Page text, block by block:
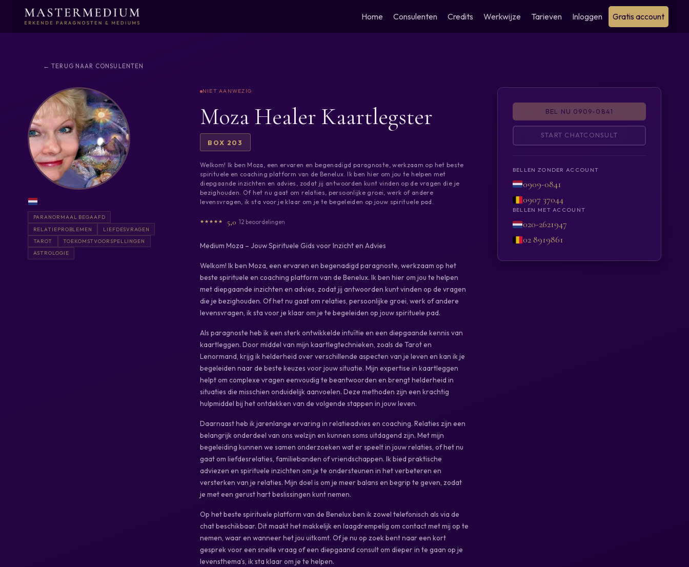
Home Consulenten Credits Werkwijze Tarieven Inloggen Gratis account
← TERUG NAAR CONSULENTEN
PARANORMAAL BEGAAFD
RELATIEPROBLEMEN
LIEFDESVRAGEN
TAROT
TOEKOMSTVOORSPELLINGEN
ASTROLOGIE
Moza Healer Kaartlegster
BOX 203
Welkom! Ik ben Moza, een ervaren en begenadigd paragnoste, werkzaam op het beste
spirituele en coaching platform van de Benelux. Ik ben hier om jou te helpen met
diepgaande inzichten en advies, zodat jij antwoorden kunt vinden op de vragen die je
bezighouden. Of het nu gaat om relaties, persoonlijke groei, werk of andere
levensvragen, ik sta voor je klaar om je te begeleiden op jouw spirituele pad.
5,0 12 beoordelingen
Medium Moza – Jouw Spirituele Gids voor Inzicht en Advies
Welkom! Ik ben Moza, een ervaren en begenadigd paragnoste, werkzaam op het
beste spirituele en coaching platform van de Benelux. Ik ben hier om jou te helpen
met diepgaande inzichten en advies, zodat jij antwoorden kunt vinden op de vragen
die je bezighouden. Of het nu gaat om relaties, persoonlijke groei, werk of andere
levensvragen, ik sta voor je klaar om je te begeleiden op jouw spirituele pad.
Als paragnoste heb ik een sterk ontwikkelde intuïtie en een diepgaande kennis van
kaartleggen. Door middel van mijn kaartlegtechnieken, zoals de Tarot en
Lenormand, krijg ik helderheid over verschillende aspecten van je leven en kan ik je
begeleiden naar de beste keuzes voor jouw situatie. Mijn expertise in kaartleggen
helpt om complexe vragen eenvoudig te beantwoorden en brengt helderheid in
situaties die misschien onduidelijk aanvoelen. Deze methoden zijn een krachtig
hulpmiddel bij het ontdekken van de volgende stappen in jouw leven.
Daarnaast heb ik jarenlange ervaring in relatieadvies en coaching. Relaties zijn een
belangrijk onderdeel van ons welzijn en kunnen soms uitdagend zijn. Met mijn
begeleiding kunnen we samen onderzoeken wat er speelt in jouw relaties, of het nu
gaat om liefdesrelaties, familiebanden of vriendschappen. Ik bied praktische
adviezen en spirituele inzichten om je te ondersteunen in het verbeteren en
versterken van je relaties. Mijn doel is om je meer balans en begrip te geven, zodat
je met een gerust hart beslissingen kunt nemen.
Op het beste spirituele platform van de Benelux ben ik zowel telefonisch als via de
chat beschikbaar. Dit maakt het makkelijk en laagdrempelig om contact met mij op te
nemen, waar en wanneer het jou uitkomt. Of je nu op zoek bent naar een kort
gesprek voor een snelle vraag of een diepgaand consult om dieper in te gaan op je
levensthema’s, ik sta klaar om je te helpen.
BEL NU 0909-0841
START CHATCONSULT
BELLEN ZONDER ACCOUNT
0909-0841
0907 37044
BELLEN MET ACCOUNT
020-2621947
02 8919861